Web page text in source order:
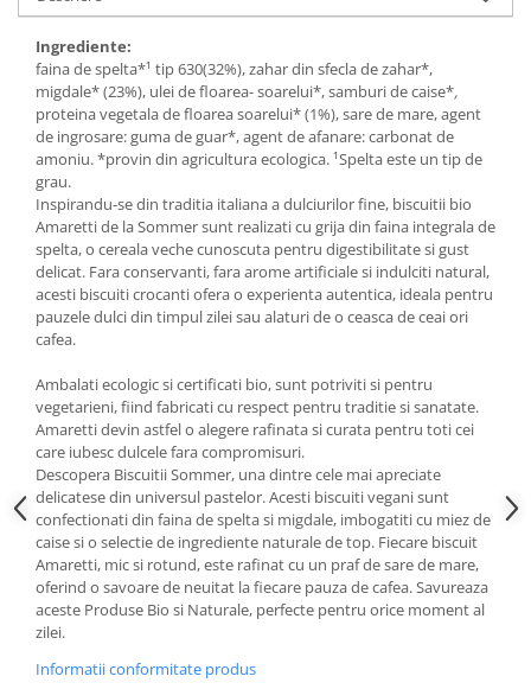
Budinca bio
Indulcitori bio
Inghetata bio si decoratiuni
Ingrediente bio pentru copt
Masline bio si antipasti
Antipasti bio
Masline bio
Pesto bio
Musli si terci
Fulgi din cereale bio
Terci bio
Orez bio si leguminoase
Legume bio
Legume bio in conserva
Orez bio
Paste si fidea
Paste bio din emmer
Paste bio din grau
Paste bio din spelta
Paste bio fara gluten
Ingrediente:
faina de spelta*¹ tip 630(32%), zahar din sfecla de zahar*,
migdale* (23%), ulei de floarea- soarelui*, samburi de caise*,
proteina vegetala de floarea soarelui* (1%), sare de mare, agent
de ingrosare: guma de guar*, agent de afanare: carbonat de
amoniu. *provin din agricultura ecologica. ¹Spelta este un tip de
grau.
Inspirandu-se din traditia italiana a dulciurilor fine, biscuitii bio
Amaretti de la Sommer sunt realizati cu grija din faina integrala de
spelta, o cereala veche cunoscuta pentru digestibilitate si gust
delicat. Fara conservanti, fara arome artificiale si indulciti natural,
acesti biscuiti crocanti ofera o experienta autentica, ideala pentru
pauzele dulci din timpul zilei sau alaturi de o ceasca de ceai ori
cafea.
Ambalati ecologic si certificati bio, sunt potriviti si pentru
vegetarieni, fiind fabricati cu respect pentru traditie si sanatate.
Amaretti devin astfel o alegere rafinata si curata pentru toti cei
care iubesc dulcele fara compromisuri.
Descopera Biscuitii Sommer, una dintre cele mai apreciate
delicatese din universul pastelor. Acesti biscuiti vegani sunt
confectionati din faina de spelta si migdale, imbogatiti cu miez de
caise si o selectie de ingrediente naturale de top. Fiecare biscuit
Amaretti, mic si rotund, este rafinat cu un praf de sare de mare,
oferind o savoare de neuitat la fiecare pauza de cafea. Savureaza
aceste Produse Bio si Naturale, perfecte pentru orice moment al
zilei.
Informatii conformitate produs